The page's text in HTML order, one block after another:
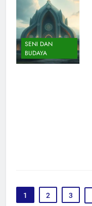
SENI DAN
BUDAYA
1 2 3